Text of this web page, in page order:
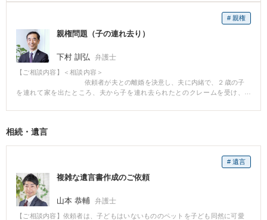
明郵便による請求手続きを開始。相手方への適切な請求と交渉の結果、相談
開始からわずか1週間という短期間で、請求額満額である300万円の慰謝料を
獲得することができました。 【先生のコメント】 本件では、十分な証拠の存
在と相手方の連絡先の把握により、迅速な対応が可能でした。また、相手方
の社会的立場を考慮した上で、内容証明郵便の文面を戦略的に作成したこと
が、満額での解決に結びついたと考えられます。このように、適切な証拠と
状況把握に基づく迅速な法的対応が、効果的な解決をもたらした事例といえ
ます。
# 親権
親権問題（子の連れ去り）
下村 訓弘 弁護士
【ご相談内容】＜相談内容＞
依頼者が夫との離婚を決意し、夫に内緒で、２歳の子
を連れて家を出たところ、夫から子を連れ去られたとのクレームを受け、
た。 ＜
別居に至るまでの子と真剣に接してこなかった夫の行状、および面会交
相続・遺言
# 遺言
複雑な遺言書作成のご依頼
山本 恭輔 弁護士
【ご相談内容】依頼者は、子どもはいないもののペットを子ども同然に可愛